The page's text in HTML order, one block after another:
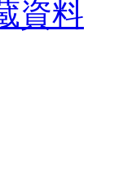
資料